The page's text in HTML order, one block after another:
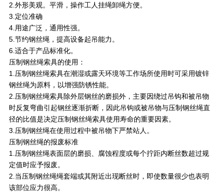
2.外形美观。平滑，操作工人挂绳卸绳方便。
3.定位准确
4.用途广泛，通用性强。
5.节约钢丝绳，提高设备起吊能力。
6.适合于产品标准化。
压制钢丝绳索具的使用：
1.压制钢丝绳索具在潮湿或露天环境等工作场所使用时可采用镀锌
钢丝绳为原料，以增强防锈性能。
2.压制钢丝绳索具除外层钢丝的磨损外，主要因绕过吊钩和被吊物
时反复弯曲引起钢丝逐渐折断，因此吊钩或被吊物与压制钢丝绳直
径的比值是决定压制钢丝绳索具使用寿命的重要因素。
3.压制钢丝绳在使用过程中被吊物下严禁站人。
压制钢丝绳的报废标准
1.压制钢丝绳表面层的磨损、腐蚀程度或每个拧距内断丝数超过规
定值时应予报废。
2.当压制钢丝绳绳套端或其附近出现断丝时，即使数量很少也表明
该部位应力很高。